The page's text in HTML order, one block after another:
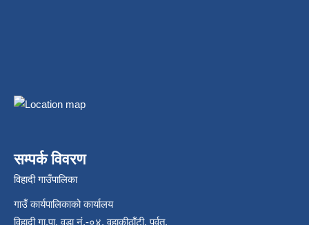
सम्पर्क विवरण
विहादी गाउँपालिका
गाउँ कार्यपालिकाको कार्यालय
विहादी गा.पा. वडा नं.-०४, वहाकीठाँटी, पर्वत,